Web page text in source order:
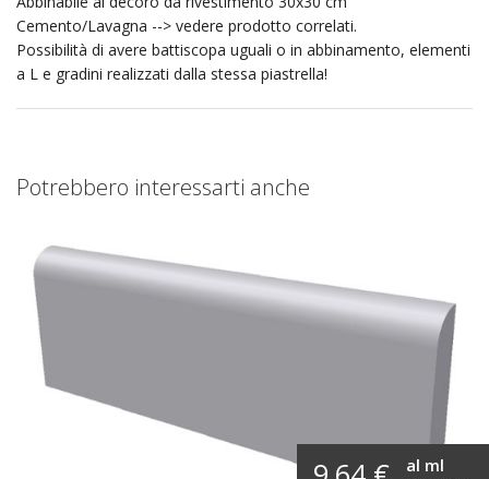
Cemento/Lavagna --> vedere prodotto correlati.
Possibilità di avere battiscopa uguali o in abbinamento, elementi
a L e gradini realizzati dalla stessa piastrella!
Potrebbero interessarti anche
al ml